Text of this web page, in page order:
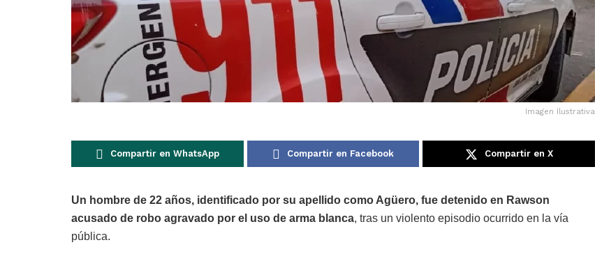
Imagen Ilustrativa
Compartir en WhatsApp Compartir en Facebook Compartir en X
Un hombre de 22 años, identificado por su apellido como Agüero, fue detenido en Rawson
acusado de robo agravado por el uso de arma blanca, tras un violento episodio ocurrido en la vía
pública.